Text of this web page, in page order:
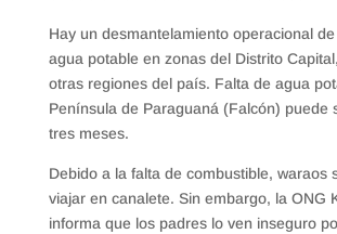
Hay un desmantelamiento operacional
agua potable en zonas del Distrito
otras regiones del país. Falta de agua
Península de Paraguaná (Falcón) puede
tres meses.
Debido a la falta de combustible, waraos
viajar en canalete. Sin embargo, la ONG
informa que los padres lo ven inseguro